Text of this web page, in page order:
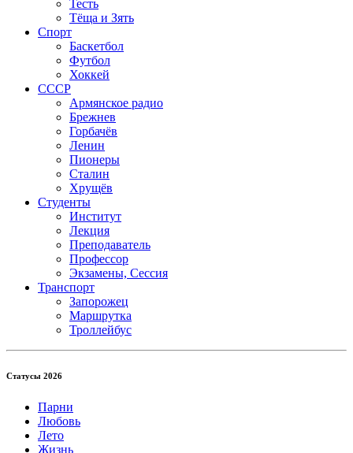
Тесть
Тёща и Зять
Спорт
Баскетбол
Футбол
Хоккей
СССР
Армянское радио
Брежнев
Горбачёв
Ленин
Пионеры
Сталин
Хрущёв
Студенты
Институт
Лекция
Преподаватель
Профессор
Экзамены, Сессия
Транспорт
Запорожец
Маршрутка
Троллейбус
Статуcы 2026
Парни
Любовь
Лето
Жизнь